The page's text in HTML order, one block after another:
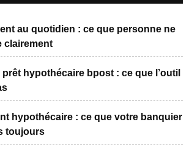
au quotidien : ce que personne ne
clairement
hypothécaire bpost : ce que l’outil
hypothécaire : ce que votre banquier
toujours